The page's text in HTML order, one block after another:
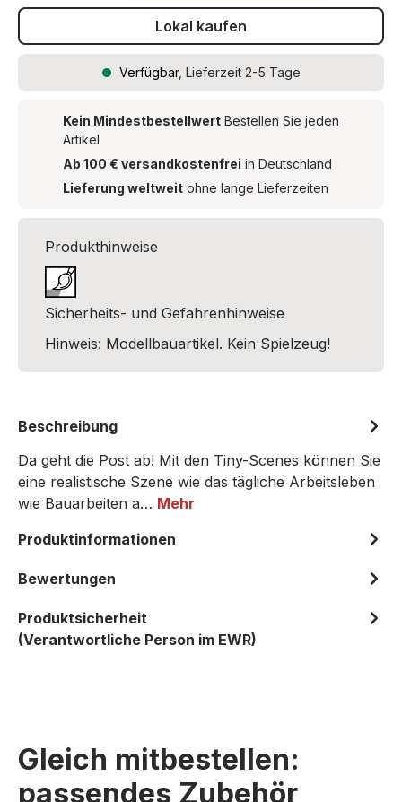
Lokal kaufen
Verfügbar, Lieferzeit 2-5 Tage
Kein Mindestbestellwert Bestellen Sie jeden
Artikel
Ab 100 € versandkostenfrei in Deutschland
Lieferung weltweit ohne lange Lieferzeiten
Produkthinweise
Sicherheits- und Gefahrenhinweise
Hinweis: Modellbauartikel. Kein Spielzeug!
Beschreibung
Da geht die Post ab! Mit den Tiny-Scenes können Sie
eine realistische Szene wie das tägliche Arbeitsleben
wie Bauarbeiten a… Mehr
Produktinformationen
Bewertungen
Produktsicherheit
(Verantwortliche Person im EWR)
Gleich mitbestellen:
passendes Zubehör